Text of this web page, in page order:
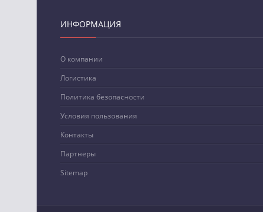
ИНФОРМАЦИЯ
О компании
Логистика
Политика безопасности
Условия пользования
Контакты
Партнеры
Sitemap